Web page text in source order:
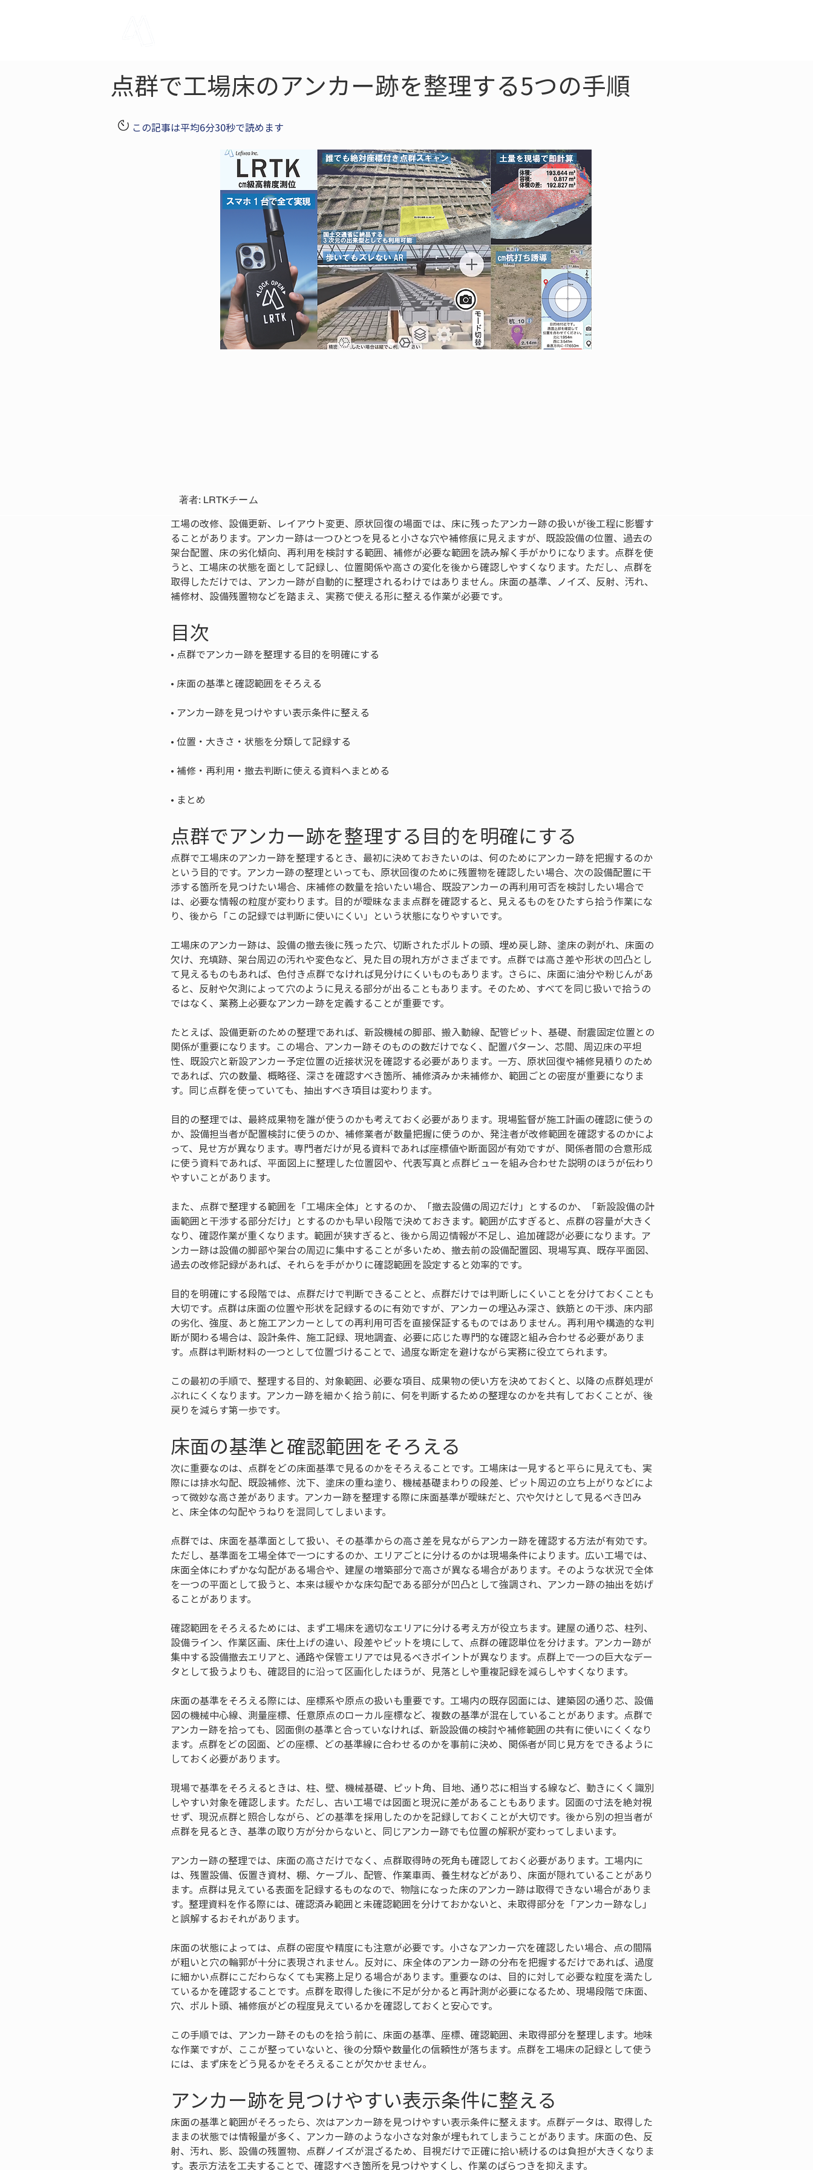
点群で工場床のアンカー跡を整理する5つの手順
この記事は平均6分30秒で読めます
著者: LRTKチーム
工場の改修、設備更新、レイアウト変更、原状回復の場面では、床に残ったアンカー跡の扱いが後工程に影響す
ることがあります。アンカー跡は一つひとつを見ると小さな穴や補修痕に見えますが、既設設備の位置、過去の
架台配置、床の劣化傾向、再利用を検討する範囲、補修が必要な範囲を読み解く手がかりになります。点群を使
うと、工場床の状態を面として記録し、位置関係や高さの変化を後から確認しやすくなります。ただし、点群を
取得しただけでは、アンカー跡が自動的に整理されるわけではありません。床面の基準、ノイズ、反射、汚れ、
補修材、設備残置物などを踏まえ、実務で使える形に整える作業が必要です。
目次
•
•
•
•
•
• まとめ
点群でアンカー跡を整理する目的を明確にする
点群で工場床のアンカー跡を整理するとき、最初に決めておきたいのは、何のためにアンカー跡を把握するのか
という目的です。アンカー跡の整理といっても、原状回復のために残置物を確認したい場合、次の設備配置に干
渉する箇所を見つけたい場合、床補修の数量を拾いたい場合、既設アンカーの再利用可否を検討したい場合で
は、必要な情報の粒度が変わります。目的が曖昧なまま点群を確認すると、見えるものをひたすら拾う作業にな
り、後から「この記録では判断に使いにくい」という状態になりやすいです。
工場床のアンカー跡は、設備の撤去後に残った穴、切断されたボルトの頭、埋め戻し跡、塗床の剥がれ、床面の
欠け、充填跡、架台周辺の汚れや変色など、見た目の現れ方がさまざまです。点群では高さ差や形状の凹凸とし
て見えるものもあれば、色付き点群でなければ見分けにくいものもあります。さらに、床面に油分や粉じんがあ
ると、反射や欠測によって穴のように見える部分が出ることもあります。そのため、すべてを同じ扱いで拾うの
ではなく、業務上必要なアンカー跡を定義することが重要です。
たとえば、設備更新のための整理であれば、新設機械の脚部、搬入動線、配管ピット、基礎、耐震固定位置との
関係が重要になります。この場合、アンカー跡そのものの数だけでなく、配置パターン、芯間、周辺床の平坦
性、既設穴と新設アンカー予定位置の近接状況を確認する必要があります。一方、原状回復や補修見積りのため
であれば、穴の数量、概略径、深さを確認すべき箇所、補修済みか未補修か、範囲ごとの密度が重要になりま
す。同じ点群を使っていても、抽出すべき項目は変わります。
目的の整理では、最終成果物を誰が使うのかも考えておく必要があります。現場監督が施工計画の確認に使うの
か、設備担当者が配置検討に使うのか、補修業者が数量把握に使うのか、発注者が改修範囲を確認するのかによ
って、見せ方が異なります。専門者だけが見る資料であれば座標値や断面図が有効ですが、関係者間の合意形成
に使う資料であれば、平面図上に整理した位置図や、代表写真と点群ビューを組み合わせた説明のほうが伝わり
やすいことがあります。
また、点群で整理する範囲を「工場床全体」とするのか、「撤去設備の周辺だけ」とするのか、「新設設備の計
画範囲と干渉する部分だけ」とするのかも早い段階で決めておきます。範囲が広すぎると、点群の容量が大きく
なり、確認作業が重くなります。範囲が狭すぎると、後から周辺情報が不足し、追加確認が必要になります。ア
ンカー跡は設備の脚部や架台の周辺に集中することが多いため、撤去前の設備配置図、現場写真、既存平面図、
過去の改修記録があれば、それらを手がかりに確認範囲を設定すると効率的です。
目的を明確にする段階では、点群だけで判断できることと、点群だけでは判断しにくいことを分けておくことも
大切です。点群は床面の位置や形状を記録するのに有効ですが、アンカーの埋込み深さ、鉄筋との干渉、床内部
の劣化、強度、あと施工アンカーとしての再利用可否を直接保証するものではありません。再利用や構造的な判
断が関わる場合は、設計条件、施工記録、現地調査、必要に応じた専門的な確認と組み合わせる必要がありま
す。点群は判断材料の一つとして位置づけることで、過度な断定を避けながら実務に役立てられます。
この最初の手順で、整理する目的、対象範囲、必要な項目、成果物の使い方を決めておくと、以降の点群処理が
ぶれにくくなります。アンカー跡を細かく拾う前に、何を判断するための整理なのかを共有しておくことが、後
戻りを減らす第一歩です。
床面の基準と確認範囲をそろえる
次に重要なのは、点群をどの床面基準で見るのかをそろえることです。工場床は一見すると平らに見えても、実
際には排水勾配、既設補修、沈下、塗床の重ね塗り、機械基礎まわりの段差、ピット周辺の立ち上がりなどによ
って微妙な高さ差があります。アンカー跡を整理する際に床面基準が曖昧だと、穴や欠けとして見るべき凹み
と、床全体の勾配やうねりを混同してしまいます。
点群では、床面を基準面として扱い、その基準からの高さ差を見ながらアンカー跡を確認する方法が有効です。
ただし、基準面を工場全体で一つにするのか、エリアごとに分けるのかは現場条件によります。広い工場では、
床面全体にわずかな勾配がある場合や、建屋の増築部分で高さが異なる場合があります。そのような状況で全体
を一つの平面として扱うと、本来は緩やかな床勾配である部分が凹凸として強調され、アンカー跡の抽出を妨げ
ることがあります。
確認範囲をそろえるためには、まず工場床を適切なエリアに分ける考え方が役立ちます。建屋の通り芯、柱列、
設備ライン、作業区画、床仕上げの違い、段差やピットを境にして、点群の確認単位を分けます。アンカー跡が
集中する設備撤去エリアと、通路や保管エリアでは見るべきポイントが異なります。点群上で一つの巨大なデー
タとして扱うよりも、確認目的に沿って区画化したほうが、見落としや重複記録を減らしやすくなります。
床面の基準をそろえる際には、座標系や原点の扱いも重要です。工場内の既存図面には、建築図の通り芯、設備
図の機械中心線、測量座標、任意原点のローカル座標など、複数の基準が混在していることがあります。点群で
アンカー跡を拾っても、図面側の基準と合っていなければ、新設設備の検討や補修範囲の共有に使いにくくなり
ます。点群をどの図面、どの座標、どの基準線に合わせるのかを事前に決め、関係者が同じ見方をできるように
しておく必要があります。
現場で基準をそろえるときは、柱、壁、機械基礎、ピット角、目地、通り芯に相当する線など、動きにくく識別
しやすい対象を確認します。ただし、古い工場では図面と現況に差があることもあります。図面の寸法を絶対視
せず、現況点群と照合しながら、どの基準を採用したのかを記録しておくことが大切です。後から別の担当者が
点群を見るとき、基準の取り方が分からないと、同じアンカー跡でも位置の解釈が変わってしまいます。
アンカー跡の整理では、床面の高さだけでなく、点群取得時の死角も確認しておく必要があります。工場内に
は、残置設備、仮置き資材、棚、ケーブル、配管、作業車両、養生材などがあり、床面が隠れていることがあり
ます。点群は見えている表面を記録するものなので、物陰になった床のアンカー跡は取得できない場合がありま
す。整理資料を作る際には、確認済み範囲と未確認範囲を分けておかないと、未取得部分を「アンカー跡なし」
と誤解するおそれがあります。
床面の状態によっては、点群の密度や精度にも注意が必要です。小さなアンカー穴を確認したい場合、点の間隔
が粗いと穴の輪郭が十分に表現されません。反対に、床全体のアンカー跡の分布を把握するだけであれば、過度
に細かい点群にこだわらなくても実務上足りる場合があります。重要なのは、目的に対して必要な粒度を満たし
ているかを確認することです。点群を取得した後に不足が分かると再計測が必要になるため、現場段階で床面、
穴、ボルト頭、補修痕がどの程度見えているかを確認しておくと安心です。
この手順では、アンカー跡そのものを拾う前に、床面の基準、座標、確認範囲、未取得部分を整理します。地味
な作業ですが、ここが整っていないと、後の分類や数量化の信頼性が落ちます。点群を工場床の記録として使う
には、まず床をどう見るかをそろえることが欠かせません。
アンカー跡を見つけやすい表示条件に整える
床面の基準と範囲がそろったら、次はアンカー跡を見つけやすい表示条件に整えます。点群データは、取得した
ままの状態では情報量が多く、アンカー跡のような小さな対象が埋もれてしまうことがあります。床面の色、反
射、汚れ、影、設備の残置物、点群ノイズが混ざるため、目視だけで正確に拾い続けるのは負担が大きくなりま
す。表示方法を工夫することで、確認すべき箇所を見つけやすくし、作業のばらつきを抑えます。